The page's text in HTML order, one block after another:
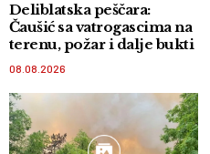
Deliblatska peščara:
Čaušić sa vatrogascima na
terenu, požar i dalje bukti
08.08.2026